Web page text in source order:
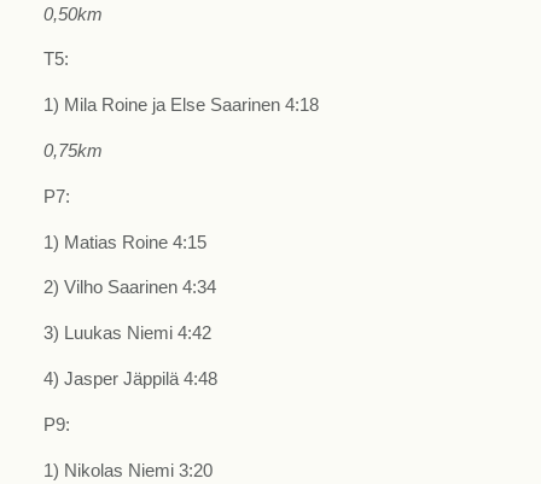
0,50km
T5:
1) Mila Roine ja Else Saarinen 4:18
0,75km
P7:
1) Matias Roine 4:15
2) Vilho Saarinen 4:34
3) Luukas Niemi 4:42
4) Jasper Jäppilä 4:48
P9:
1) Nikolas Niemi 3:20